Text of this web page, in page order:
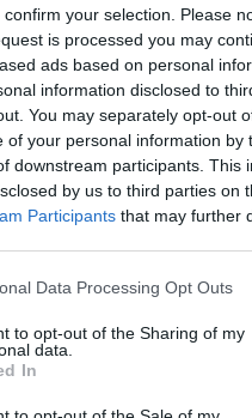
confirm your selection. Please
is processed you may
ads based on personal
information disclosed to
You may separately opt-out
of your personal information by
downstream participants. This
by us to third parties on
Participants that may further
that this website/app uses
to your visit or usage behaviour.
consent to Google and its
for below specified
Data Processing Opt Outs
to opt-out of the Sharing of my
data.
In
Posted on 08 Σεπ 2020
Ξηροφθαλμία:
άγνωστος κίνδυνος
μάσκες
ξηροφθαλμία